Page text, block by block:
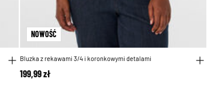
NOWOŚĆ
Bluzka z rekawami 3/4 i koronkowymi detalami
199,99 zł